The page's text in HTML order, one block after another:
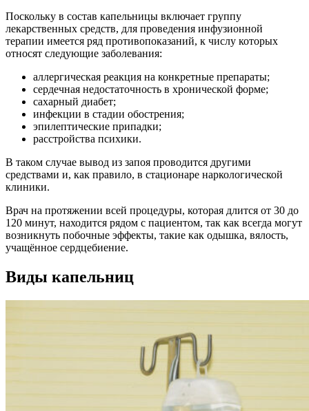
Поскольку в состав капельницы включает группу
лекарственных средств, для проведения инфузионной
терапии имеется ряд противопоказаний, к числу которых
относят следующие заболевания:
аллергическая реакция на конкретные препараты;
сердечная недостаточность в хронической форме;
сахарный диабет;
инфекции в стадии обострения;
эпилептические припадки;
расстройства психики.
В таком случае вывод из запоя проводится другими
средствами и, как правило, в стационаре наркологической
клиники.
Врач на протяжении всей процедуры, которая длится от 30 до
120 минут, находится рядом с пациентом, так как всегда могут
возникнуть побочные эффекты, такие как одышка, вялость,
учащённое сердцебиение.
Виды капельниц